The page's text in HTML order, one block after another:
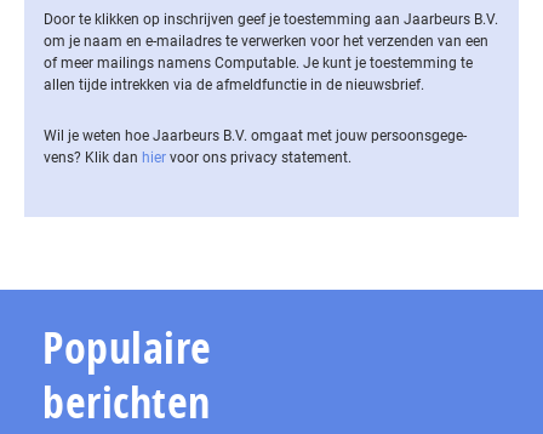
Door te klikken op inschrijven geef je toestemming aan Jaarbeurs B.V.
om je naam en e-mailadres te verwerken voor het verzenden van een
of meer mailings namens Computable. Je kunt je toestemming te
allen tijde intrekken via de af­meld­func­tie in de nieuwsbrief.
Wil je weten hoe Jaarbeurs B.V. omgaat met jouw per­soons­ge­ge­
vens? Klik dan hier voor ons privacy statement.
Populaire
berichten